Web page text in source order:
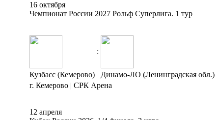
16 октября
Чемпионат России 2027 Рольф Суперлига. 1 тур
:
Кузбасс (Кемерово)
Динамо-ЛО (Ленинградская обл.)
г. Кемерово | СРК Арена
12 апреля